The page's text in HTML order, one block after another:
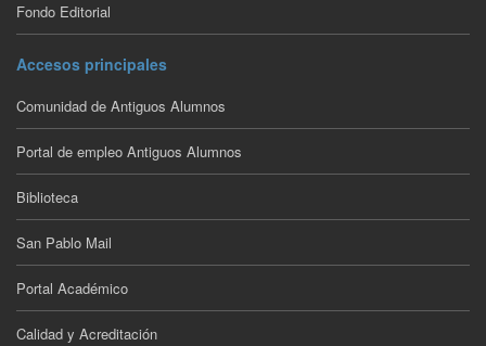
Fondo Editorial
Accesos principales
Comunidad de Antiguos Alumnos
Portal de empleo Antiguos Alumnos
Biblioteca
San Pablo Mail
Portal Académico
Calidad y Acreditación